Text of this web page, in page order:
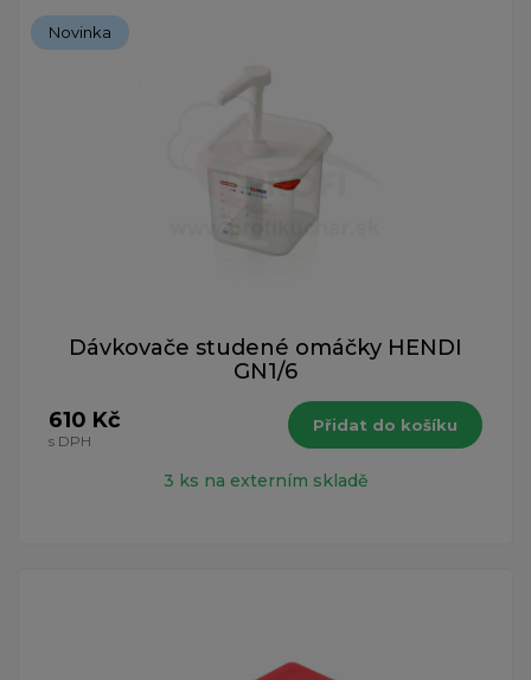
Novinka
Dávkovače studené omáčky HENDI
GN1/6
610 Kč
s DPH
Přidat do košíku
3 ks na externím skladě